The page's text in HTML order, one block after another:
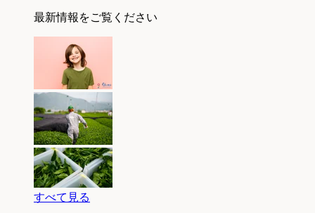
最新情報をご覧ください
すべて見る